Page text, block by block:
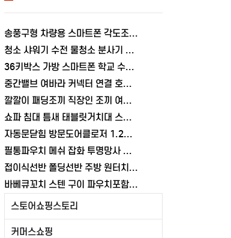
송풍구형 차량용 스마트폰 각도조절 충전거치대 폴드거치대 여바라
청소 샤워기 수전 물청소 분사기 베란다 미니건 욕실 변기 세트 여바라
36키박스 가방 스마트폰 학교 수거함 보관함 케이스 휴대폰 학원 여바라
중간밸브 여바라 커넥터 연결 호스 배관 물호스 원터치 부속 잠금 어댑터
깔깔이 패딩조끼 직장인 조끼 여바라 보온 남녀공용 얇은 패딩 정장 경량
쇼파 침대 틈새 태블릿거치대 스탠드 핸드폰거치대 360도 회전 각도조절
자동문닫힘 방문도어클로저 1.2mm 무타공 와이어 미닫이 슬라이딩 열림방지 중문
필통파우치 메쉬 잡화 투명망사 심플 화장품 여바라
접이식선반 폴딩선반 주방 원터치 여바라 4단, 이동식 베란다 팬트리 72x34x126.5cm, 수납 블랙
바베큐꼬치 스텐 구이 파우치포함 양꼬치 쇠꼬챙이 보관 캠핑 세트 10개
스토어쇼핑스토리
커머스쇼핑